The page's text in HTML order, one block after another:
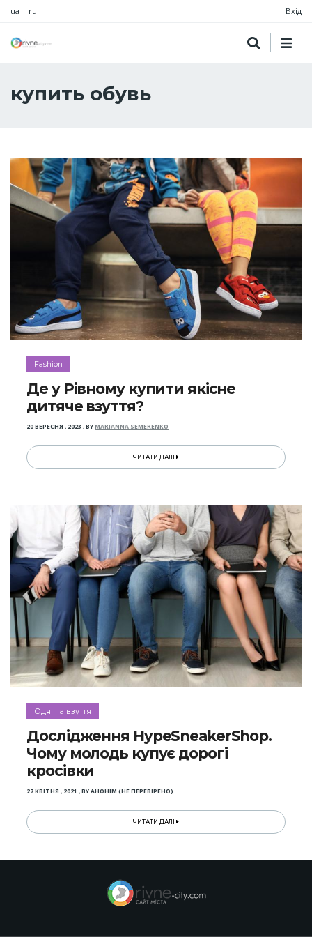
ua | ru Вхід
купить обувь
Fashion
Де у Рівному купити якісне
дитяче взуття?
20 ВЕРЕСНЯ , 2023 ,BYMARIANNA SEMERENKO
ЧИТАТИ ДАЛІ
Одяг та взуття
Дослідження HypeSneakerShop.
Чому молодь купує дорогі
кросівки
27 КВІТНЯ , 2021 ,BYАНОНІМ (НЕ ПЕРЕВІРЕНО)
ЧИТАТИ ДАЛІ